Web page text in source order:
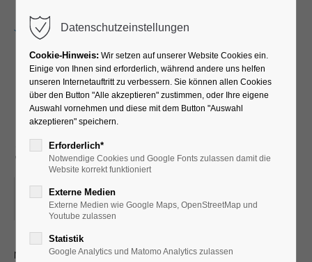
Lauftreff für
Fortgeschrittene (versch.
Streckenlängen)
28.06.2025, 07:45
ORT: VOR DER KURHALLE
mit dem LTV aktiv Bad Westernkotten
Datenschutzeinstellungen
Cookie-Hinweis: Wir setzen auf unserer Website Cookies ein.
Einige von Ihnen sind erforderlich, während andere uns helfen
unseren Internetauftritt zu verbessern. Sie können allen Cookies
über den Button "Alle akzeptieren" zustimmen, oder Ihre eigene
Auswahl vornehmen und diese mit dem Button "Auswahl
akzeptieren" speichern.
Erforderlich*
Notwendige Cookies und Google Fonts zulassen damit die
Website korrekt funktioniert
Externe Medien
Externe Medien wie Google Maps, OpenStreetMap und
Youtube zulassen
Statistik
Google Analytics und Matomo Analytics zulassen